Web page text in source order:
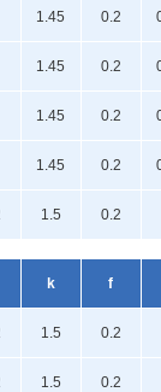
1.45 0.2
1.45 0.2
1.45 0.2
1.45 0.2
1.5 0.2
k f
1.5 0.2
1.5 0.2